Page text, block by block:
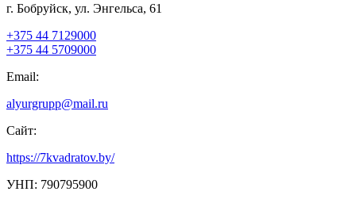
г. Бобруйск, ул. Энгельса, 61
+375 44 7129000
+375 44 5709000
Email:
alyurgrupp@mail.ru
Сайт:
https://7kvadratov.by/
УНП: 790795900